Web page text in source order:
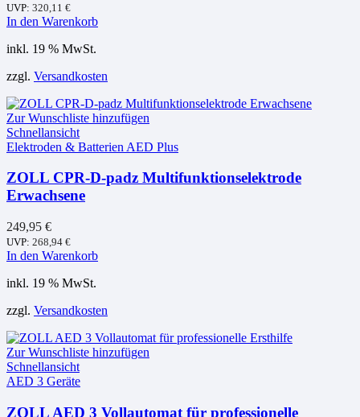
UVP: 320,11 €
In den Warenkorb
inkl. 19 % MwSt.
zzgl. Versandkosten
Zur Wunschliste hinzufügen
Schnellansicht
Elektroden & Batterien AED Plus
ZOLL CPR-D-padz Multifunktionselektrode
Erwachsene
249,95 €
UVP: 268,94 €
In den Warenkorb
inkl. 19 % MwSt.
zzgl. Versandkosten
Zur Wunschliste hinzufügen
Schnellansicht
AED 3 Geräte
ZOLL AED 3 Vollautomat für professionelle